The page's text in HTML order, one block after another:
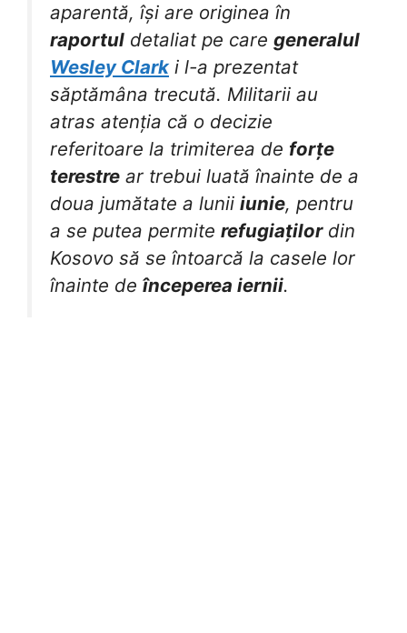
aparentă, își are originea în
raportul detaliat pe care generalul
Wesley Clark i l-a prezentat
săptămâna trecută. Militarii au
atras atenția că o decizie
referitoare la trimiterea de forțe
terestre ar trebui luată înainte de a
doua jumătate a lunii iunie, pentru
a se putea permite refugiațilordin
Kosovo să se întoarcă la casele lor
înainte de începerea iernii.